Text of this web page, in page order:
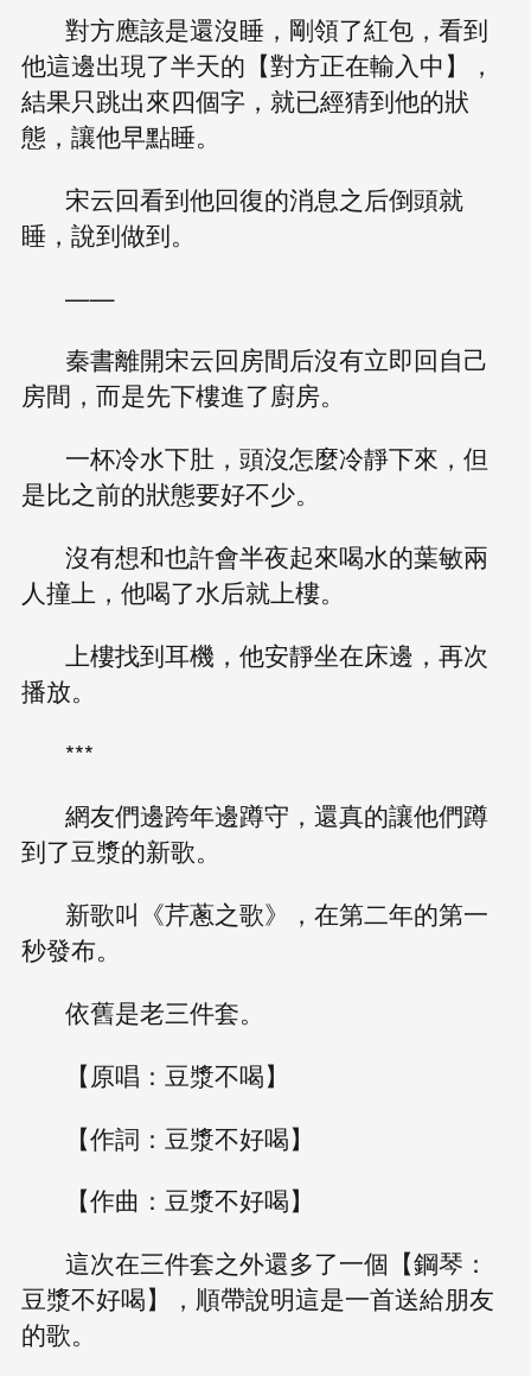
對方應該是還沒睡，剛領了紅包，看到
他這邊出現了半天的【對方正在輸入中】，
結果只跳出來四個字，就已經猜到他的狀
態，讓他早點睡。
宋云回看到他回復的消息之后倒頭就
睡，說到做到。
——
秦書離開宋云回房間后沒有立即回自己
房間，而是先下樓進了廚房。
一杯冷水下肚，頭沒怎麼冷靜下來，但
是比之前的狀態要好不少。
沒有想和也許會半夜起來喝水的葉敏兩
人撞上，他喝了水后就上樓。
上樓找到耳機，他安靜坐在床邊，再次
播放。
***
網友們邊跨年邊蹲守，還真的讓他們蹲
到了豆漿的新歌。
新歌叫《芹蔥之歌》，在第二年的第一
秒發布。
依舊是老三件套。
【原唱：豆漿不喝】
【作詞：豆漿不好喝】
【作曲：豆漿不好喝】
這次在三件套之外還多了一個【鋼琴：
豆漿不好喝】，順帶說明這是一首送給朋友
的歌。